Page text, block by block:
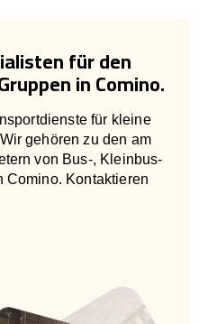
für den
in Comino.
für kleine
gehören zu den am
von Bus-, Kleinbus-
Comino. Kontaktieren